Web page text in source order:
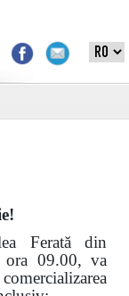
Ferată din
ora 09.00, va